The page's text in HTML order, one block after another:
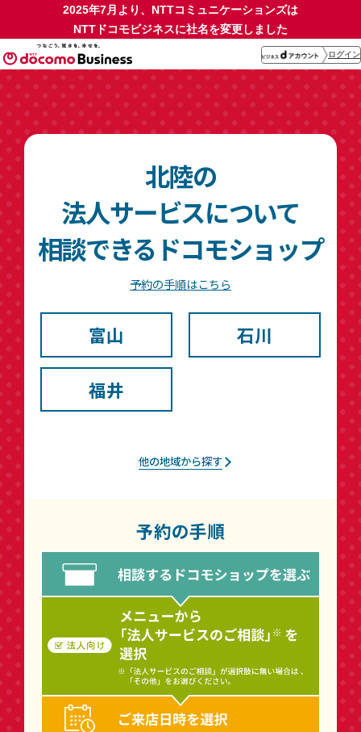
2025年7月より、NTTコミュニケーションズは
NTTドコモビジネスに社名を変更しました
ログイン
北陸エリア 一覧
北陸の
法人サービスについて
相談できるドコモショップ
予約の手順はこちら
富山 石川
福井
他の地域から探す
予約の手順